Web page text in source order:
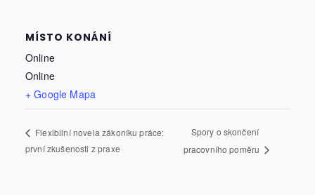
MÍSTO KONÁNÍ
Online
Online
+ Google Mapa
Flexibilní novela zákoníku práce:
první zkušenosti z praxe
Spory o skončení
pracovního poměru